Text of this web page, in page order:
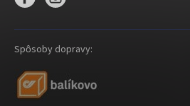
Spôsoby dopravy: